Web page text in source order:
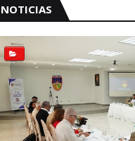
NOTICIAS